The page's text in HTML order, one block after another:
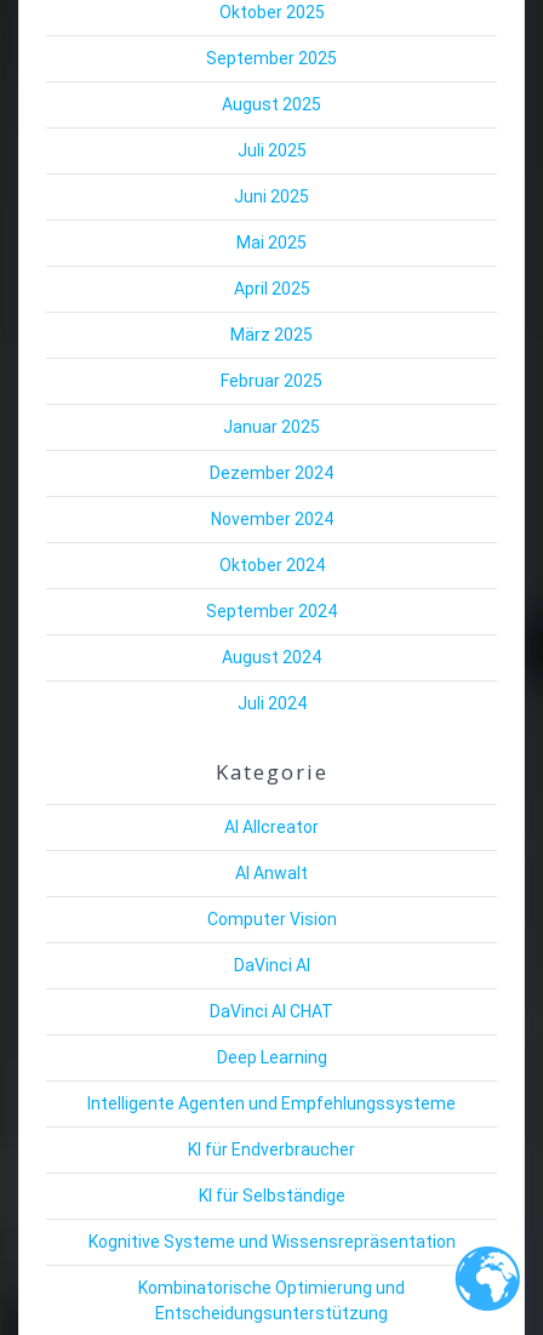
Oktober 2025
September 2025
August 2025
Juli 2025
Juni 2025
Mai 2025
April 2025
März 2025
Februar 2025
Januar 2025
Dezember 2024
November 2024
Oktober 2024
September 2024
August 2024
Juli 2024
Kategorie
AI Allcreator
AI Anwalt
Computer Vision
DaVinci AI
DaVinci AI CHAT
Deep Learning
Intelligente Agenten und Empfehlungssysteme
KI für Endverbraucher
KI für Selbständige
Kognitive Systeme und Wissensrepräsentation
Kombinatorische Optimierung und
Entscheidungsunterstützung